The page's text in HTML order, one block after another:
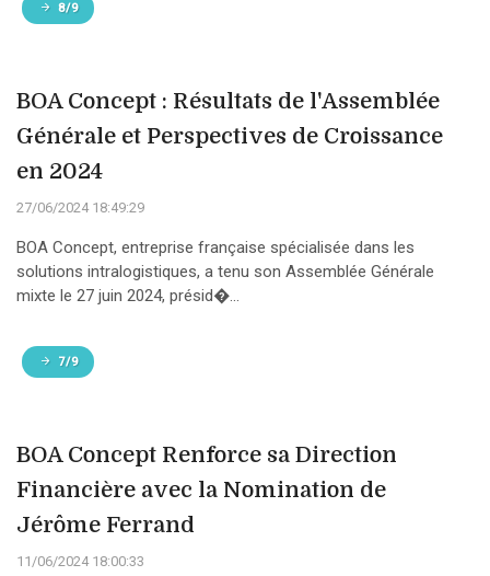
8/9
BOA Concept : Résultats de l'Assemblée
Générale et Perspectives de Croissance
en 2024
27/06/2024 18:49:29
BOA Concept, entreprise française spécialisée dans les
solutions intralogistiques, a tenu son Assemblée Générale
mixte le 27 juin 2024, présid�...
7/9
BOA Concept Renforce sa Direction
Financière avec la Nomination de
Jérôme Ferrand
11/06/2024 18:00:33